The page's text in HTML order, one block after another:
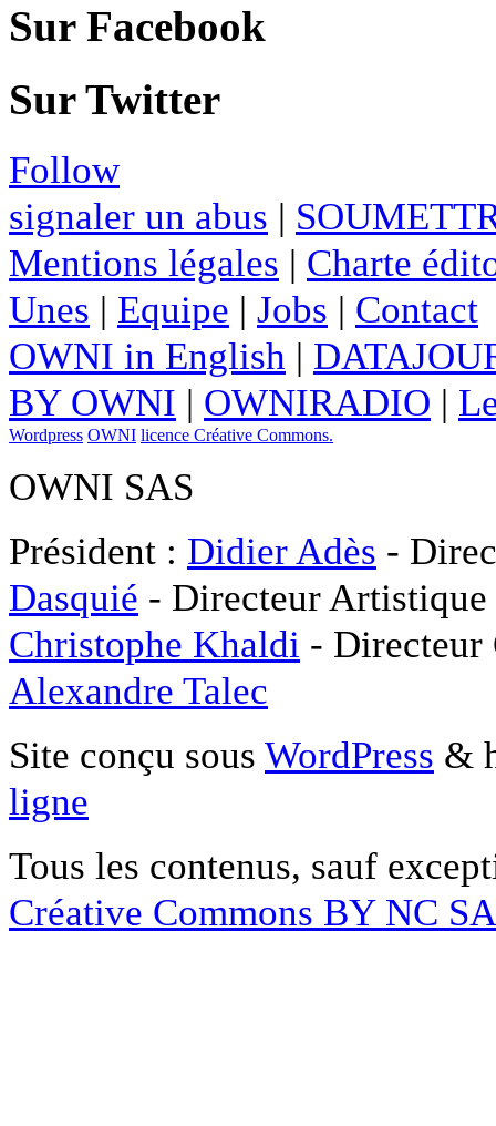
Sur Facebook
Sur Twitter
Follow
signaler un abus |
Mentions légales | Charte
Unes | Equipe | Jobs | Contact
OWNI in English |
BY OWNI | OWNIRADIO |
Wordpress OWNI licence Créative Commons.
OWNI SAS
Président : Didier Adès -
Dasquié - Directeur
Christophe Khaldi -
Alexandre Talec
Site conçu sous WordPress &
ligne
Tous les contenus, sauf
Créative Commons BY NC SA